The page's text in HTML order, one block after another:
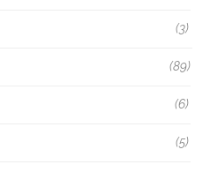
(3)
(89)
(6)
(5)